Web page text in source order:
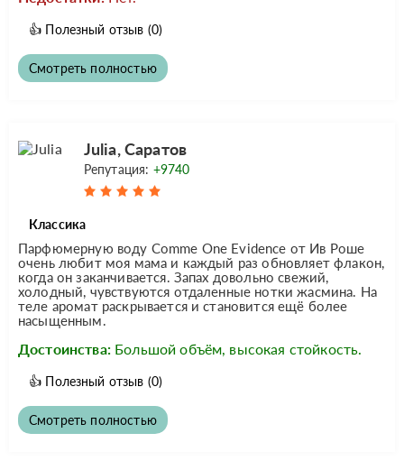
👍 Полезный отзыв (0)
Смотреть полностью
Julia, Саратов
Репутация: +9740
Классика
Парфюмерную воду Comme One Evidence от Ив Роше
очень любит моя мама и каждый раз обновляет флакон,
когда он заканчивается. Запах довольно свежий,
холодный, чувствуются отдаленные нотки жасмина. На
теле аромат раскрывается и становится ещё более
насыщенным.
Достоинства: Большой объём, высокая стойкость.
👍 Полезный отзыв (0)
Смотреть полностью